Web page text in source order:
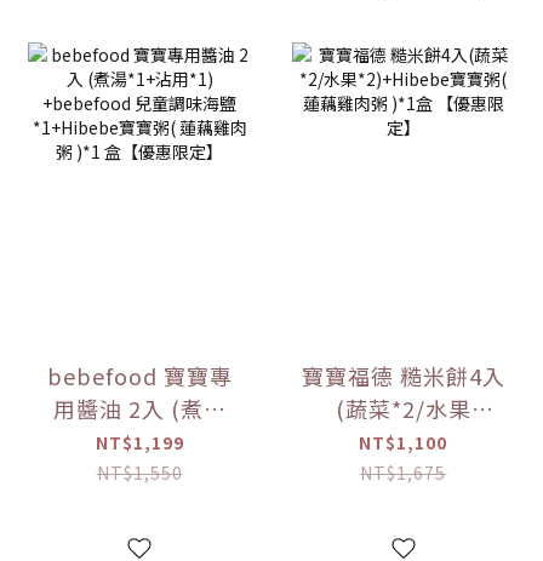
bebefood 寶寶專
用醬油 2入 (煮湯
*1+沾用*1)
+bebefood 兒童調
寶寶粥( 蓮藕雞肉粥
NT$1,199
NT$1,550
寶寶福德 糙米餅4入
(蔬菜*2/水果
*2)+Hibebe寶寶粥
( 蓮藕雞肉粥 )*1盒
NT$1,100
NT$1,675